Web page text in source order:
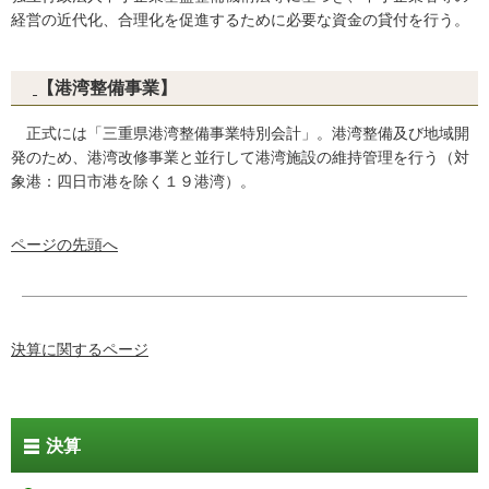
経営の近代化、合理化を促進するために必要な資金の貸付を行う。
【港湾整備事業】
正式には「三重県港湾整備事業特別会計」。港湾整備及び地域開
発のため、港湾改修事業と並行して港湾施設の維持管理を行う（対
象港：四日市港を除く１９港湾）。
ページの先頭へ
決算に関するページ
決算